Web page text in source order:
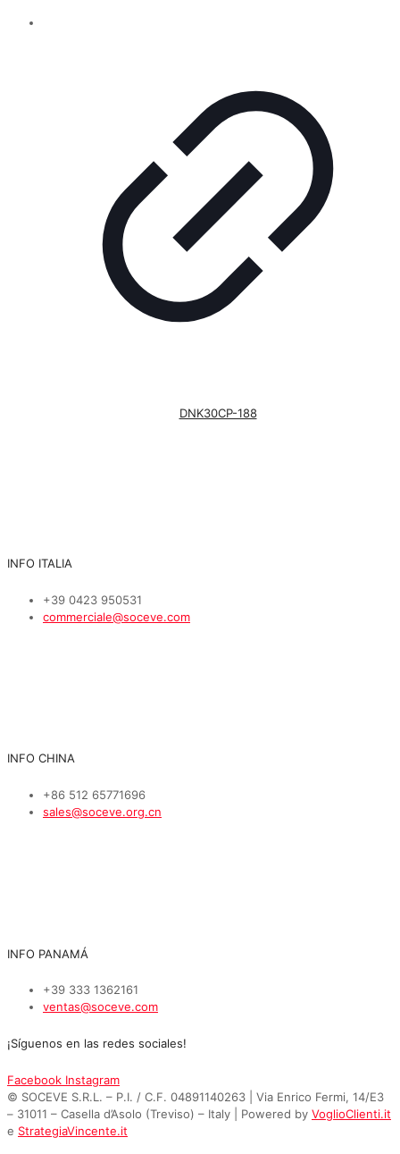
DNK30CP-188
INFO ITALIA
+39 0423 950531
commerciale@soceve.com
INFO CHINA
+86 512 65771696
sales@soceve.org.cn
INFO PANAMÁ
+39 333 1362161
ventas@soceve.com
¡Síguenos en las redes sociales!
Facebook Instagram
© SOCEVE S.R.L. – P.I. / C.F. 04891140263 | Via Enrico Fermi, 14/E3
– 31011 – Casella d’Asolo (Treviso) – Italy | Powered by VoglioClienti.it
e StrategiaVincente.it